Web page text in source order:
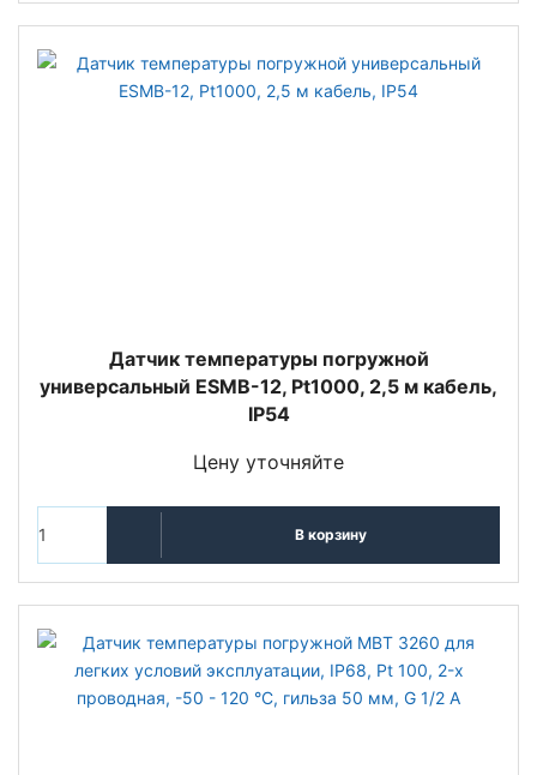
Датчик температуры погружной
универсальный ESMB-12, Pt1000, 2,5 м кабель,
IP54
Цену уточняйте
В корзину